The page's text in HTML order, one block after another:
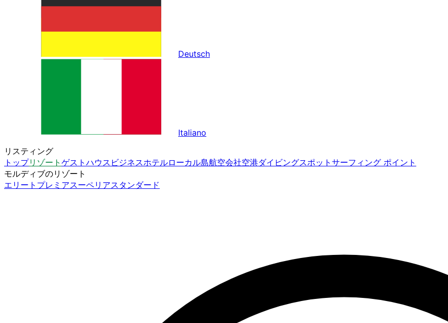
Deutsch
Italiano
リスティング
トップリゾート ゲストハウス ビジネスホテルローカル島航空会社空港ダイビングスポット サーフィング ポイント
モルディブのリゾート
エリート プレミアスーペリアスタンダード